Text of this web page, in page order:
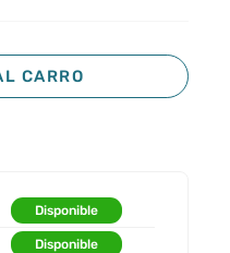
CARRO
Disponible
Disponible